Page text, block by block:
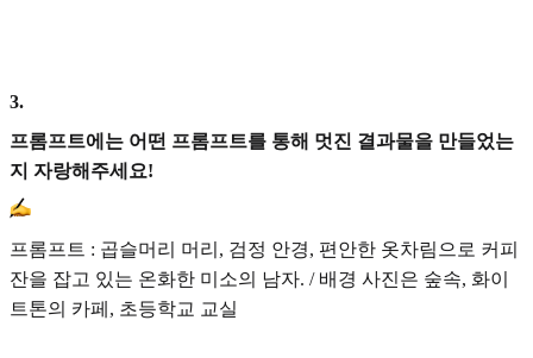
3.
프롬프트에는 어떤 프롬프트를 통해 멋진 결과물을 만들었는
지 자랑해주세요!
프롬프트 : 곱슬머리 머리, 검정 안경, 편안한 옷차림으로 커피
잔을 잡고 있는 온화한 미소의 남자. / 배경 사진은 숲속, 화이
트톤의 카페, 초등학교 교실